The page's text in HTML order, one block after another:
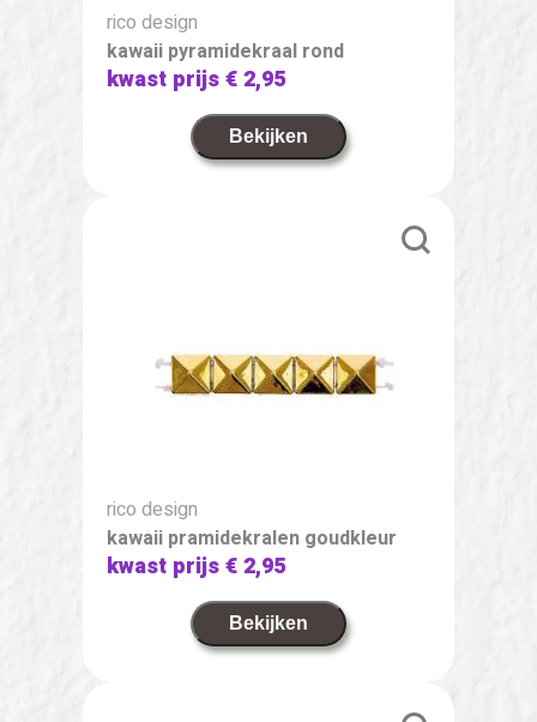
rico design
kawaii pyramidekraal rond
kwast prijs€ 2,95
Bekijken
rico design
kawaii pramidekralen goudkleur
kwast prijs€ 2,95
Bekijken